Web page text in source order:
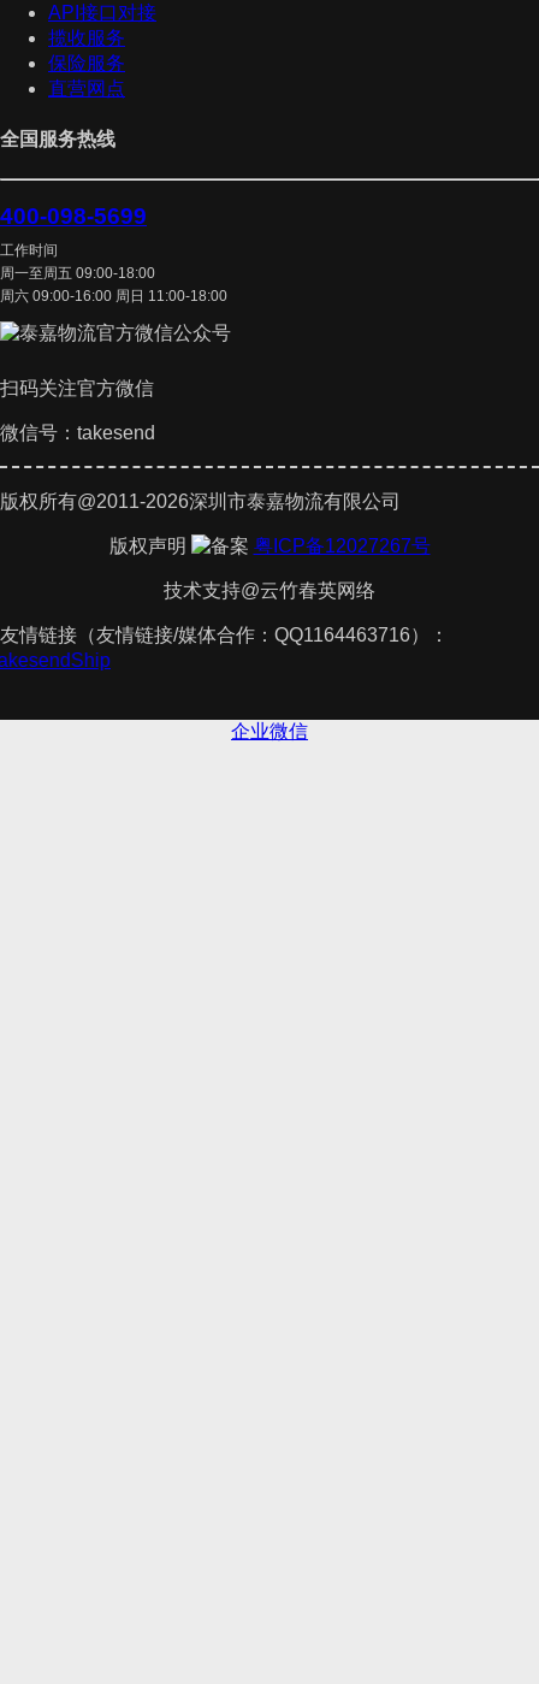
API接口对接
揽收服务
保险服务
直营网点
全国服务热线
400-098-5699
工作时间
周一至周五 09:00-18:00
周六 09:00-16:00 周日 11:00-18:00
扫码关注官方微信
微信号：takesend
版权所有@2011-2026深圳市泰嘉物流有限公司
版权声明 粤ICP备12027267号
技术支持@云竹春英网络
友情链接（友情链接/媒体合作：QQ1164463716）：
TakesendShip
企业微信